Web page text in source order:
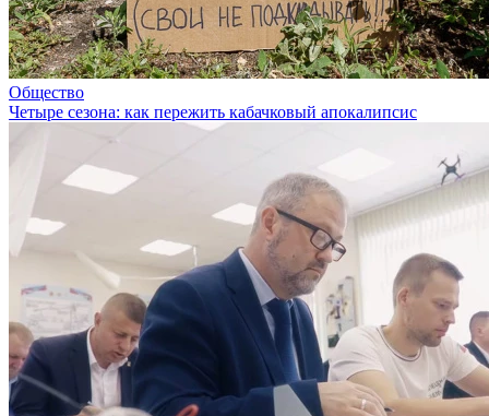
Общество
Четыре сезона: как пережить кабачковый апокалипсис